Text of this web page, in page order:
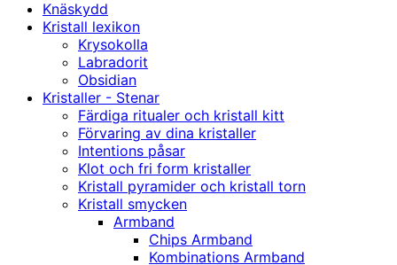
Knäskydd
Kristall lexikon
Krysokolla
Labradorit
Obsidian
Kristaller - Stenar
Färdiga ritualer och kristall kitt
Förvaring av dina kristaller
Intentions påsar
Klot och fri form kristaller
Kristall pyramider och kristall torn
Kristall smycken
Armband
Chips Armband
Kombinations Armband